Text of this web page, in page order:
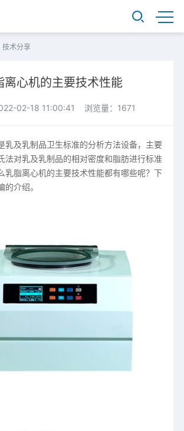
技术分享
离心机的主要技术性能
02-18 11:00:41 浏览量：1671
及乳制品卫生标准的分析方法设备，主要
法对乳及乳制品的相对密度和脂肪进行标准
乳脂离心机的主要技术性能都有哪些呢？下
介绍。